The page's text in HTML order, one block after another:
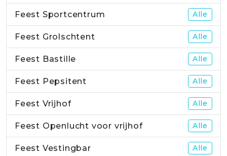
Feest Sportcentrum Alle
Feest Grolschtent Alle
Feest Bastille Alle
Feest Pepsitent Alle
Feest Vrijhof Alle
Feest Openlucht voor vrijhof Alle
Feest Vestingbar Alle